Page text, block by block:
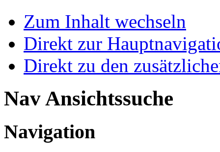
Zum Inhalt wechseln
Direkt zur
Direkt zu den
Nav Ansichtssuche
Navigation